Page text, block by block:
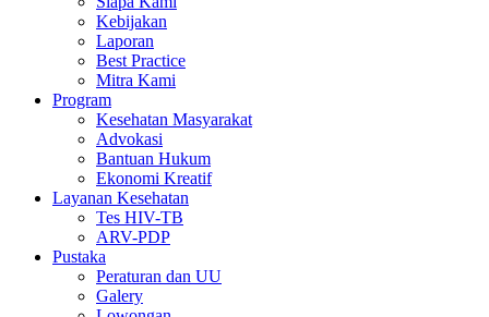
Kebijakan
Laporan
Best Practice
Mitra Kami
Program
Kesehatan Masyarakat
Advokasi
Bantuan Hukum
Ekonomi Kreatif
Layanan Kesehatan
Tes HIV-TB
ARV-PDP
Pustaka
Peraturan dan UU
Galery